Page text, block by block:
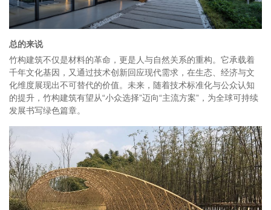
总的来说
竹构建筑不仅是材料的革命，更是人与自然关系的重构。它承载着
千年文化基因，又通过技术创新回应现代需求，在生态、经济与文
化维度展现出不可替代的价值。未来，随着技术标准化与公众认知
的提升，竹构建筑有望从“小众选择”迈向“主流方案”，为全球可持续
发展书写绿色篇章。